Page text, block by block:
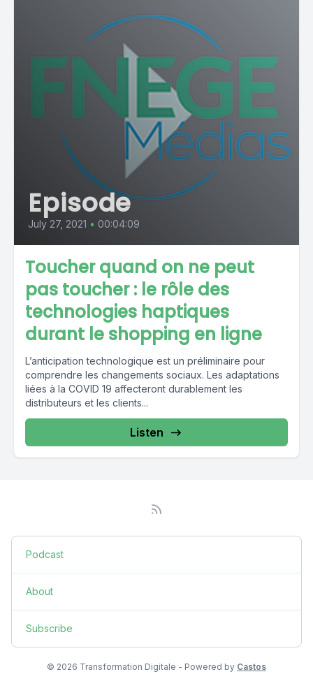
Episode
July 27, 2021 • 00:04:09
Toucher quand on ne peut
pas toucher : le rôle des
technologies haptiques
durant le shopping en ligne
L’anticipation technologique est un préliminaire pour
comprendre les changements sociaux. Les adaptations
liées à la COVID 19 affecteront durablement les
distributeurs et les clients...
Listen
Podcast
About
Subscribe
© 2026 Transformation Digitale - Powered by Castos